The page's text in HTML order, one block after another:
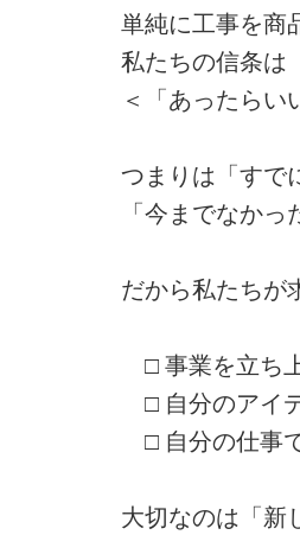
単純に工事を商
私たちの信条は
＜「あったらい
つまりは「すで
「今までなか
だから私たちが
□ 事業を立ち
□ 自分のアイ
□ 自分の仕事
大切なのは「新